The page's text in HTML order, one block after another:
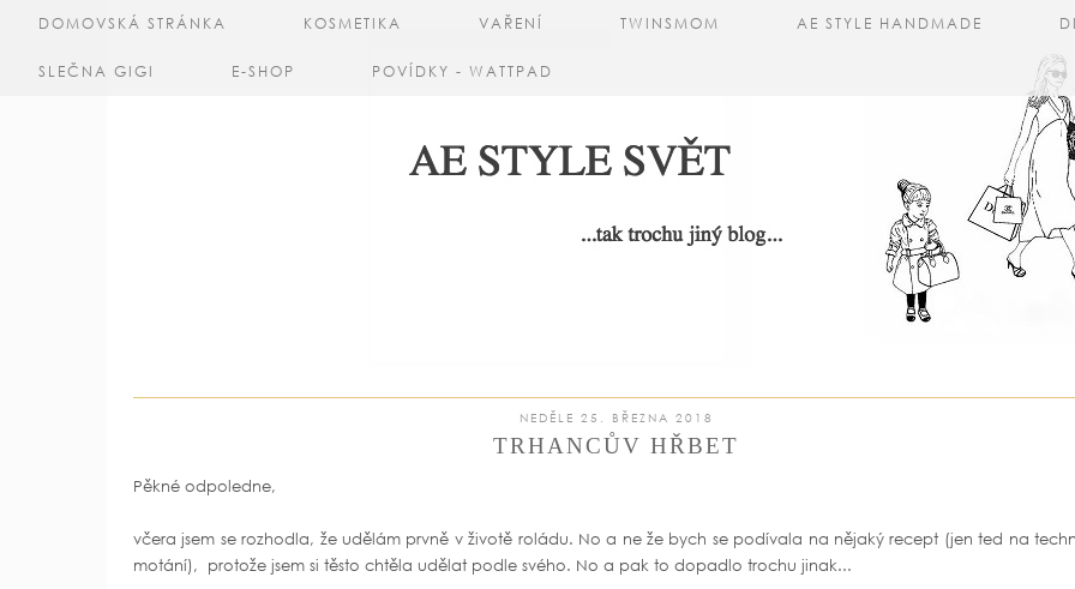
DOMOVSKÁ STRÁNKA KOSMETIKA VAŘENÍ TWINSMOM AE STYLE HANDMADE
SLEČNA GIGI E-SHOP POVÍDKY - WATTPAD
NEDĚLE 25. BŘEZNA 2018
TRHANCŮV HŘBET
Pěkné odpoledne,
včera jsem se rozhodla, že udělám prvně v životě roládu. No a ne že bych se podívala na nějaký recept (jen ted na
motání), protože jsem si těsto chtěla udělat podle svého. No a pak to dopadlo trochu jinak...